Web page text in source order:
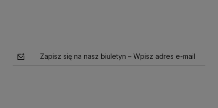
Zapisz się na nasz biuletyn – Wpisz adres e-mail